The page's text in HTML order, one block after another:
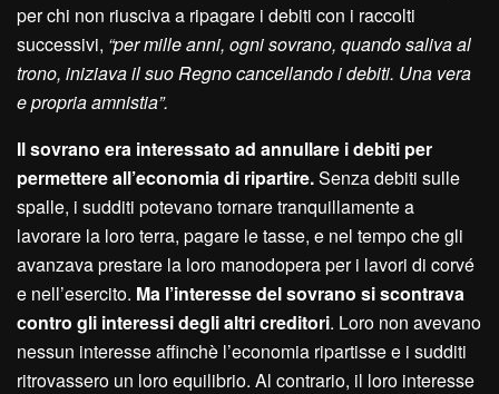
per chi non riusciva a ripagare i debiti con i raccolti
successivi, “per mille anni, ogni sovrano, quando saliva al
trono, iniziava il suo Regno cancellando i debiti. Una vera
e propria amnistia”.
Il sovrano era interessato ad annullare i debiti per
permettere all’economia di ripartire.Senza debiti sulle
spalle, i sudditi potevano tornare tranquillamente a
lavorare la loro terra, pagare le tasse, e nel tempo che gli
avanzava prestare la loro manodopera per i lavori di corvé
e nell’esercito. Ma l’interesse del sovrano si scontrava
contro gli interessi degli altri creditori. Loro non avevano
nessun interesse affinchè l’economia ripartisse e i sudditi
ritrovassero un loro equilibrio. Al contrario, il loro interesse